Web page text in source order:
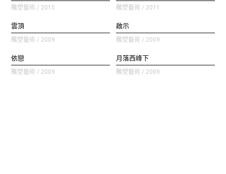
雕塑藝術 / 2015 雕塑藝術 / 2011
雲頂
雕塑藝術 / 2009
啟示
雕塑藝術 / 2009
依戀
雕塑藝術 / 2009
月落西峰下
雕塑藝術 / 2009